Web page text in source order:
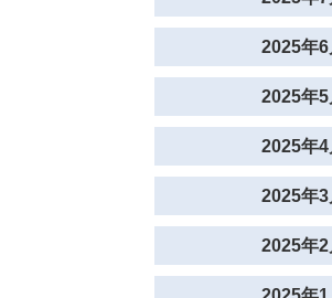
2025年6
2025年5
2025年4
2025年3
2025年2